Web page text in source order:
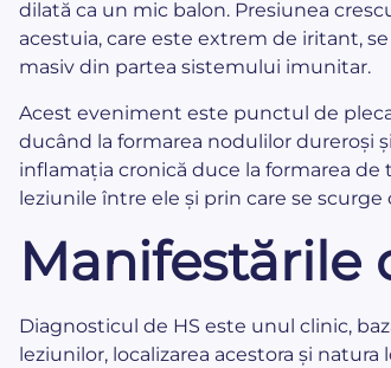
dilată ca un mic balon. Presiunea
acestuia, care este extrem de iritant,
masiv din partea sistemului imunitar.
Acest eveniment este punctul de
ducând la formarea nodulilor dureroși
inflamația cronică duce la formarea de
leziunile între ele și prin care se
Manifestările
Diagnosticul de HS este unul clinic,
leziunilor, localizarea acestora și natura